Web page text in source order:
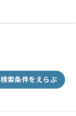
検索条件をえらぶ